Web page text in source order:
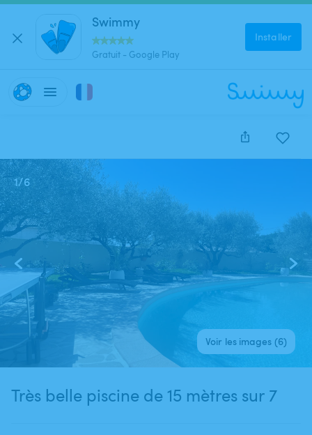
Swimmy
Gratuit - Google Play
Installer
1/6
Voir les images (6)
Très belle piscine de 15 mètres sur 7